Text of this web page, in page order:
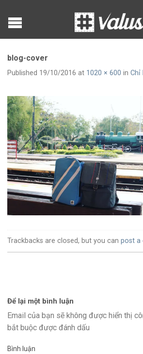
blog-cover
Published 19/10/2016 at 1020 × 600 in Chỉ
Trackbacks are closed, but you can post a
Để lại một bình luận
Email của bạn sẽ không được hiển thị
bắt buộc được đánh dấu
Bình luận